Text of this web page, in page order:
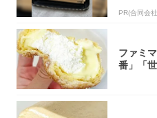
PR(合同会
ファミ
番」「